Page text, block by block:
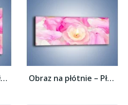
Obraz na płótnie – Pływająca różana... Obraz na płótnie – Pływająca różana...